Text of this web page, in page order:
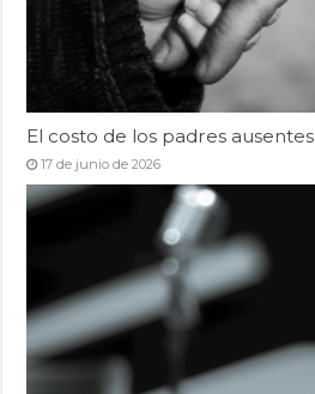
El costo de los padres ausentes
17 de junio de 2026